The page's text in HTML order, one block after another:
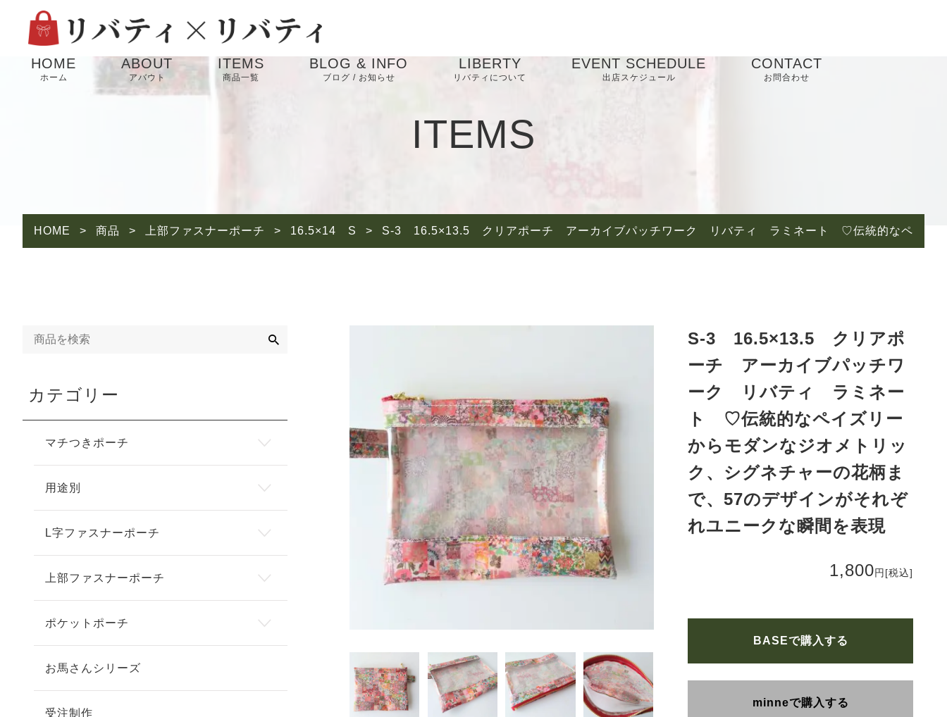
HOME
ホーム
ABOUT
アバウト
ITEMS
商品一覧
BLOG & INFO
ブログ / お知らせ
LIBERTY
リバティについて
EVENT SCHEDULE
出店スケジュール
CONTACT
お問合わせ
ITEMS
HOME > 商品 > 上部ファスナーポーチ > 16.5×14 S > S-3 16.5×13.5 クリアポーチ アーカイブパッチワーク リバティ ラミネート ♡伝統的なペイズリー
S-3 16.5×13.5 クリアポ
ーチ アーカイブパッチワ
ーク リバティ ラミネー
ト ♡伝統的なペイズリー
からモダンなジオメトリッ
ク、シグネチャーの花柄ま
で、57のデザインがそれぞ
れユニークな瞬間を表現
1,800円 [税込]
BASEで購入する
minneで購入する
カテゴリー
マチつきポーチ
用途別
L字ファスナーポーチ
上部ファスナーポーチ
ポケットポーチ
お馬さんシリーズ
受注制作